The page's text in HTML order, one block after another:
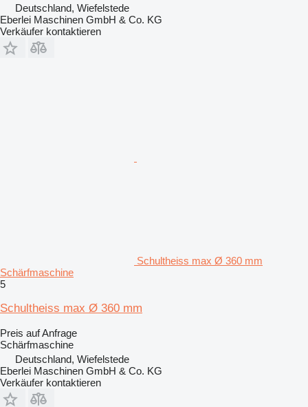
Deutschland, Wiefelstede
Eberlei Maschinen GmbH & Co. KG
Verkäufer kontaktieren
Schultheiss max Ø 360 mm
Schärfmaschine
5
Schultheiss max Ø 360 mm
Preis auf Anfrage
Schärfmaschine
Deutschland, Wiefelstede
Eberlei Maschinen GmbH & Co. KG
Verkäufer kontaktieren